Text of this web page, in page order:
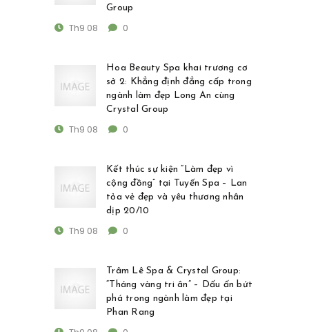
Group
Th9 08 0
Hoa Beauty Spa khai trương cơ
sở 2: Khẳng định đẳng cấp trong
ngành làm đẹp Long An cùng
Crystal Group
Th9 08 0
Kết thúc sự kiện “Làm đẹp vì
cộng đồng” tại Tuyến Spa – Lan
tỏa vẻ đẹp và yêu thương nhân
dịp 20/10
Th9 08 0
Trâm Lê Spa & Crystal Group:
“Tháng vàng tri ân” – Dấu ấn bứt
phá trong ngành làm đẹp tại
Phan Rang